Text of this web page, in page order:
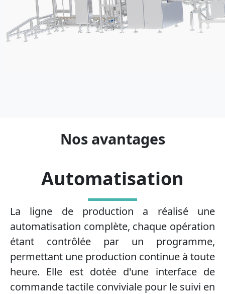
Nos avantages
Automatisation
La ligne de production a réalisé une
automatisation complète, chaque opération
étant contrôlée par un programme,
permettant une production continue à toute
heure. Elle est dotée d'une interface de
commande tactile conviviale pour le suivi en